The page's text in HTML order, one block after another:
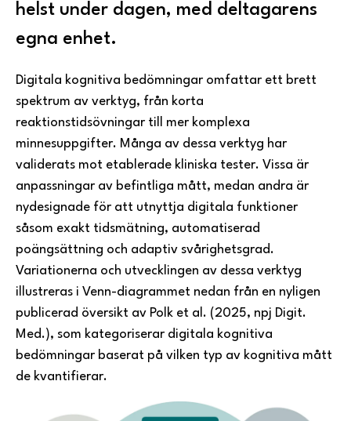
helst under dagen, med deltagarens
egna enhet.
Digitala kognitiva bedömningar omfattar ett brett
spektrum av verktyg, från korta
reaktionstidsövningar till mer komplexa
minnesuppgifter. Många av dessa verktyg har
validerats mot etablerade kliniska tester. Vissa är
anpassningar av befintliga mått, medan andra är
nydesignade för att utnyttja digitala funktioner
såsom exakt tidsmätning, automatiserad
poängsättning och adaptiv svårighetsgrad.
Variationerna och utvecklingen av dessa verktyg
illustreras i Venn-diagrammet nedan från en nyligen
publicerad översikt av Polk et al. (2025, npj Digit.
Med.), som kategoriserar digitala kognitiva
bedömningar baserat på vilken typ av kognitiva mått
de kvantifierar.